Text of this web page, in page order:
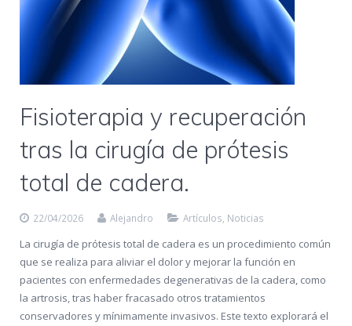
Fisioterapia y recuperación
tras la cirugía de prótesis
total de cadera.
22/04/2026 Alejandro Artículos Noticias
La cirugía de prótesis total de cadera es un procedimiento común
que se realiza para aliviar el dolor y mejorar la función en
pacientes con enfermedades degenerativas de la cadera, como
la artrosis, tras haber fracasado otros tratamientos
conservadores y mínimamente invasivos. Este texto explorará el